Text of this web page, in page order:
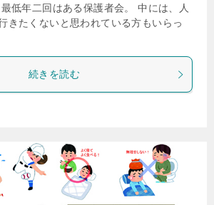
低年二回はある保護者会。 中には、人
きたくないと思われている方もいらっ
続きを読む